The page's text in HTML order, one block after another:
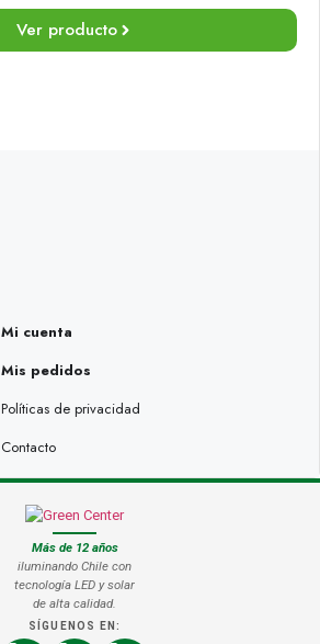
Ver producto
Mi cuenta
Mis pedidos
Políticas de privacidad
Contacto
Más de 12 años
iluminando Chile con
tecnología LED y solar
de alta calidad.
SÍGUENOS EN: